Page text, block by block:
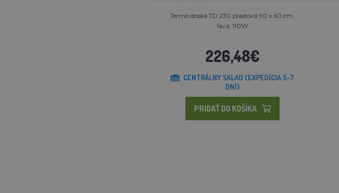
Termo doska TD 230 plastová 90 x 60 cm,
ľavá, 110W
226,48€
CENTRÁLNY SKLAD (EXPEDÍCIA 5-7
DNÍ)
PRIDAŤ DO KOŠÍKA